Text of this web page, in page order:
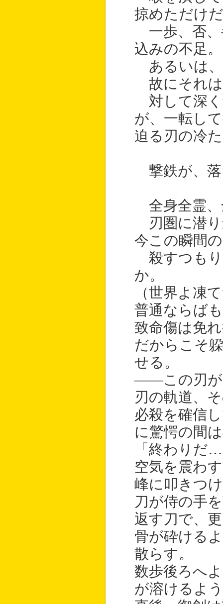
掠めただけ
一歩、否、
込みの不足。
あるいは、
故にそれは
対して深く
が、一転し
迫る刃の冷
撃鉄が、
全身全霊、
刃圏に潜り
今この瞬間
殺すつもり
か。
（世界よ凍
普通ならば
致命傷は免
だからこそ
せる。
――この刃が
刃の軌道、
必殺を確信
に驚愕の間
「終わりだ
空気を震わ
峰に叩きつ
刀が侍の手
返す刀で、
骨が砕ける
散らす。
数歩後ろへ
が溶けるよ